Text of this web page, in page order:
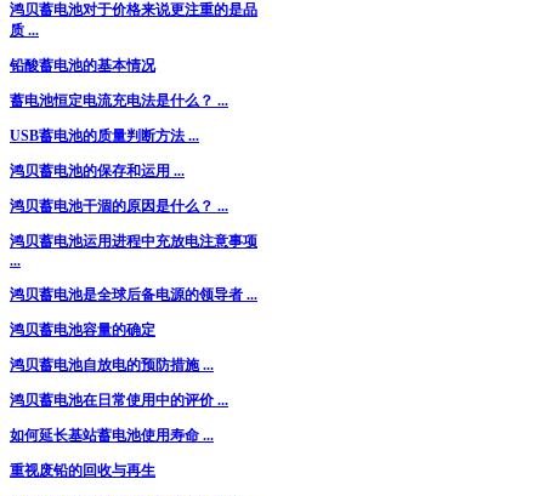
鸿贝蓄电池对于价格来说更注重的是品
质 ...
铅酸蓄电池的基本情况
蓄电池恒定电流充电法是什么？ ...
USB蓄电池的质量判断方法 ...
鸿贝蓄电池的保存和运用 ...
鸿贝蓄电池干涸的原因是什么？ ...
鸿贝蓄电池运用进程中充放电注意事项
...
鸿贝蓄电池是全球后备电源的领导者 ...
鸿贝蓄电池容量的确定
鸿贝蓄电池自放电的预防措施 ...
鸿贝蓄电池在日常使用中的评价 ...
如何延长基站蓄电池使用寿命 ...
重视废铅的回收与再生